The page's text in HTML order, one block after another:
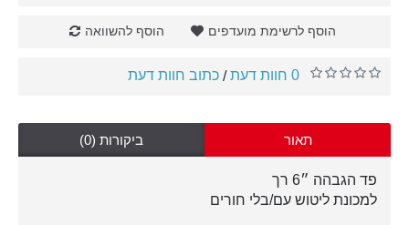
הוסף לרשימת מועדפים הוסף להשוואה
0 חוות דעת / כתוב חוות דעת
תאור ביקורות (0)
פד הגבהה ״6 רך
למכונת ליטוש עם/בלי חורים